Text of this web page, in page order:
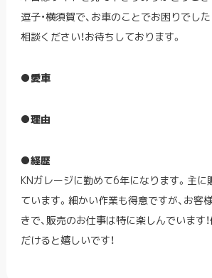
逗子・横須賀で、お車のことでお困りでし
相談ください！お待ちしております。
●愛車
●理由
●経歴
KNガレージに勤めて6年になります。主に
ています。細かい作業も得意ですが、お客
きで、販売のお仕事は特に楽しんでいます
だけると嬉しいです！